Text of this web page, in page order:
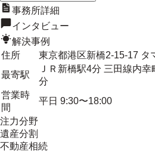
事務所詳細
インタビュー
解決事例
住所
東京都港区新橋2-15-17 タ
最寄駅
ＪＲ新橋駅4分 三田線内
分
営業時
間
平日 9:30〜18:00
注力分野
遺産分割
不動産相続